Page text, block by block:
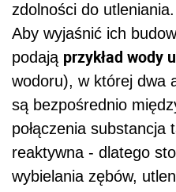
zdolności do utleniania.
Aby wyjaśnić ich
podają przykład wody
wodoru), w której dwa
są bezpośrednio
połączenia substancja
reaktywna - dlatego
wybielania zębów,